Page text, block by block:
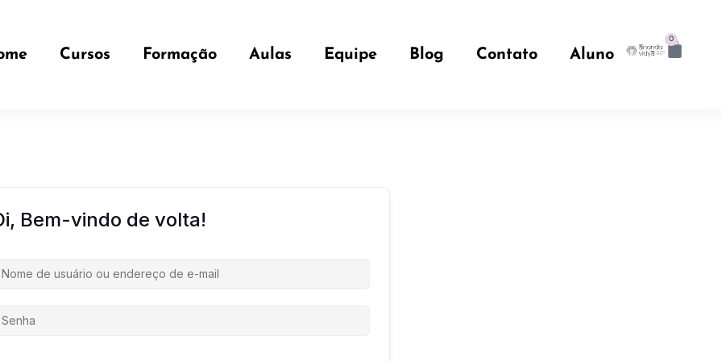
Cursos Formação Aulas Equipe Blog Contato Aluno
0
Bem-vindo de volta!